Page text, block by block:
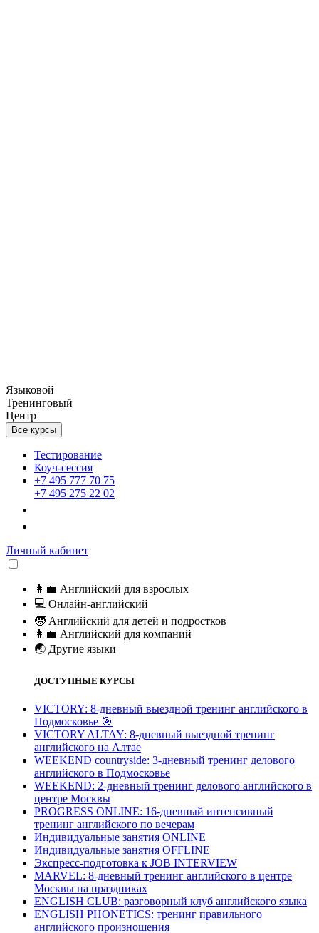
Языковой
Тренинговый
Центр
Все курсы
Тестирование
Коуч-сессия
+7 495 777 70 75
+7 495 275 22 02
Личный кабинет
👩‍💼 Английский для взрослых
💻 Онлайн-английский
🧒 Английский для детей и подростков
👩‍💼 Английский для компаний
🌏 Другие языки
ДОСТУПНЫЕ КУРСЫ
VICTORY: 8-дневный выездной тренинг английского в
Подмосковье 🎯
VICTORY ALTAY: 8-дневный выездной тренинг
английского на Алтае
WEEKEND countryside: 3-дневный тренинг делового
английского в Подмосковье
WEEKEND: 2-дневный тренинг делового английского в
центре Москвы
PROGRESS ONLINE: 16-дневный интенсивный
тренинг английского по вечерам
Индивидуальные занятия ONLINE
Индивидуальные занятия OFFLINE
Экспресс-подготовка к JOB INTERVIEW
МARVEL: 8-дневный тренинг английского в центре
Москвы на праздниках
ENGLISH CLUB: разговорный клуб английского языка
ENGLISH PHONETICS: тренинг правильного
английского произношения